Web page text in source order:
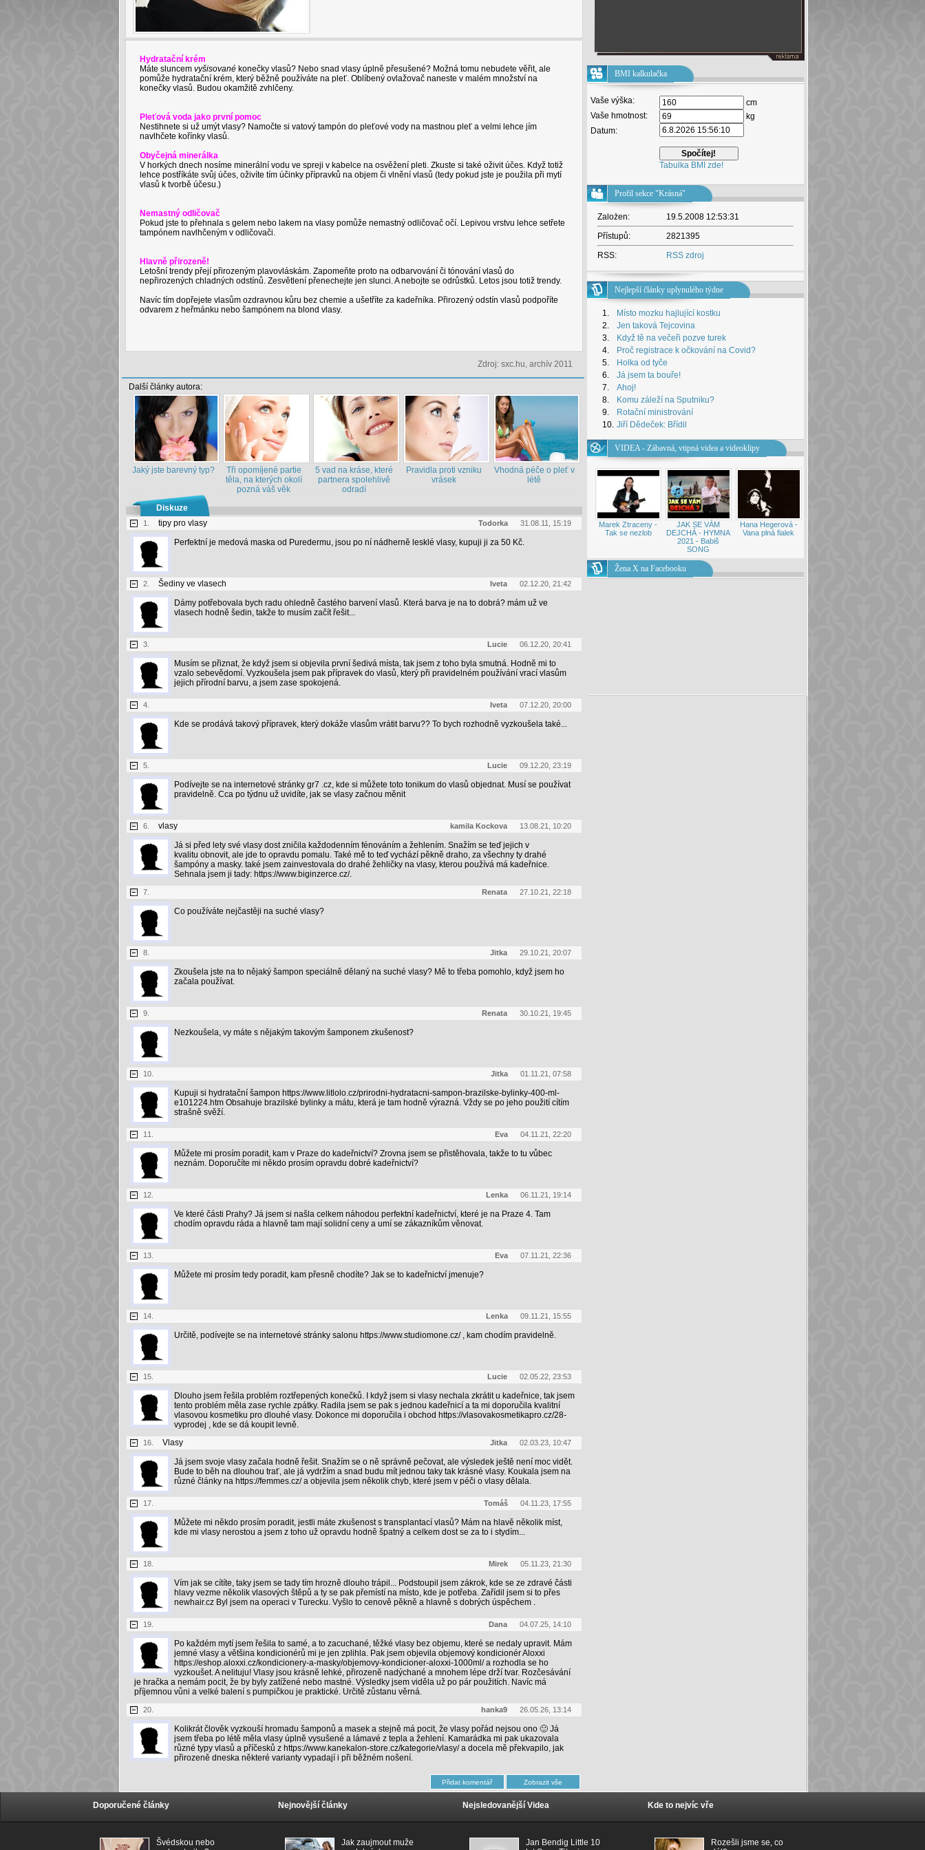
Hydratační krém
Máte sluncem vyšisovanékonečky vlasů? Nebo snad vlasy úplně přesušené? Možná tomu nebudete věřit, ale
pomůže hydratační krém, který běžně používáte na pleť. Oblíbený ovlažovač naneste v malém množství na
konečky vlasů. Budou okamžitě zvhlčeny.
Pleťová voda jako první pomoc
Nestihnete si už umýt vlasy? Namočte si vatový tampón do pleťové vody na mastnou pleť a velmi lehce jím
navlhčete kořínky vlasů.
Obyčejná minerálka
V horkých dnech nosíme minerální vodu ve spreji v kabelce na osvěžení pleti. Zkuste si také oživit účes. Když totiž
lehce postříkáte svůj účes, oživíte tím účinky přípravků na objem či vlnění vlasů (tedy pokud jste je použila při mytí
vlasů k tvorbě účesu.)
Nemastný odličovač
Pokud jste to přehnala s gelem nebo lakem na vlasy pomůže nemastný odličovač očí. Lepivou vrstvu lehce setřete
tampónem navlhčeným v odličovači.
Hlavně přirozeně!
Letošní trendy přejí přirozeným plavovláskám. Zapomeňte proto na odbarvování či tónování vlasů do
nepřirozených chladných odstínů. Zesvětlení přenechejte jen slunci. A nebojte se odrůstků. Letos jsou totiž trendy.
Navíc tím dopřejete vlasům ozdravnou kůru bez chemie a ušetříte za kadeřníka. Přirozený odstín vlasů podpoříte
odvarem z heřmánku nebo šampónem na blond vlasy.
Zdroj: sxc.hu, archív 2011
Další články autora:
Jaký jste barevný typ?
Tři opomíjené partie
těla, na kterých okolí
pozná váš věk
5 vad na kráse, které
partnera spolehlivě
odradí
Pravidla proti vzniku
vrásek
Vhodná péče o pleť v
létě
Diskuze
Todorka 31.08.11, 15:19
1.
tipy pro vlasy
Perfektní je medová maska od Puredermu, jsou po ní nádherně lesklé vlasy, kupuji ji za 50 Kč.
Iveta 02.12.20, 21:42
2.
Šediny ve vlasech
Dámy potřebovala bych radu ohledně častého barvení vlasů. Která barva je na to dobrá? mám už ve
vlasech hodně šedin, takže to musím začít řešit...
Lucie 06.12.20, 20:41
3.
Musím se přiznat, že když jsem si objevila první šedivá místa, tak jsem z toho byla smutná. Hodně mi to
vzalo sebevědomí. Vyzkoušela jsem pak přípravek do vlasů, který při pravidelném používání vrací vlasům
jejich přírodní barvu, a jsem zase spokojená.
Iveta 07.12.20, 20:00
4.
Kde se prodává takový přípravek, který dokáže vlasům vrátit barvu?? To bych rozhodně vyzkoušela také...
Lucie 09.12.20, 23:19
5.
Podívejte se na internetové stránky gr7 .cz, kde si můžete toto tonikum do vlasů objednat. Musí se používat
pravidelně. Cca po týdnu už uvidíte, jak se vlasy začnou měnit
kamila Kockova 13.08.21, 10:20
6.
vlasy
Já si před lety své vlasy dost zničila každodenním fénováním a žehlením. Snažím se teď jejich v
kvalitu obnovit, ale jde to opravdu pomalu. Také mě to teď vychází pěkně draho, za všechny ty drahé
šampóny a masky. také jsem zainvestovala do drahé žehličky na vlasy, kterou používá má kadeřnice.
Sehnala jsem ji tady: https://www.biginzerce.cz/.
Renata 27.10.21, 22:18
7.
Co používáte nejčastěji na suché vlasy?
Jitka 29.10.21, 20:07
8.
Zkoušela jste na to nějaký šampon speciálně dělaný na suché vlasy? Mě to třeba pomohlo, když jsem ho
začala používat.
Renata 30.10.21, 19:45
9.
Nezkoušela, vy máte s nějakým takovým šamponem zkušenost?
Jitka 01.11.21, 07:58
10.
Kupuji si hydratační šampon https://www.litlolo.cz/prirodni-hydratacni-sampon-brazilske-bylinky-400-ml-
e101224.htm Obsahuje brazilské bylinky a mátu, která je tam hodně výrazná. Vždy se po jeho použití cítím
strašně svěží.
Eva 04.11.21, 22:20
11.
Můžete mi prosím poradit, kam v Praze do kadeřnictví? Zrovna jsem se přistěhovala, takže to tu vůbec
neznám. Doporučíte mi někdo prosím opravdu dobré kadeřnictví?
Lenka 06.11.21, 19:14
12.
Ve které části Prahy? Já jsem si našla celkem náhodou perfektní kadeřnictví, které je na Praze 4. Tam
chodím opravdu ráda a hlavně tam mají solidní ceny a umí se zákazníkům věnovat.
Eva 07.11.21, 22:36
13.
Můžete mi prosím tedy poradit, kam přesně chodíte? Jak se to kadeřnictví jmenuje?
Lenka 09.11.21, 15:55
14.
Určitě, podívejte se na internetové stránky salonu https://www.studiomone.cz/ , kam chodím pravidelně.
Lucie 02.05.22, 23:53
15.
Dlouho jsem řešila problém roztřepených konečků. I když jsem si vlasy nechala zkrátit u kadeřnice, tak jsem
tento problém měla zase rychle zpátky. Radila jsem se pak s jednou kadeřnicí a ta mi doporučila kvalitní
vlasovou kosmetiku pro dlouhé vlasy. Dokonce mi doporučila i obchod https://vlasovakosmetikapro.cz/28-
vyprodej , kde se dá koupit levně.
Jitka 02.03.23, 10:47
16.
Vlasy
Já jsem svoje vlasy začala hodně řešit. Snažím se o ně správně pečovat, ale výsledek ještě není moc vidět.
Bude to běh na dlouhou trať, ale já vydržím a snad budu mít jednou taky tak krásné vlasy. Koukala jsem na
různé články na https://femmes.cz/ a objevila jsem několik chyb, které jsem v péči o vlasy dělala.
Tomáš 04.11.23, 17:55
17.
Můžete mi někdo prosím poradit, jestli máte zkušenost s transplantací vlasů? Mám na hlavě několik míst,
kde mi vlasy nerostou a jsem z toho už opravdu hodně špatný a celkem dost se za to i stydím...
Mirek 05.11.23, 21:30
18.
Vím jak se cítíte, taky jsem se tady tím hrozně dlouho trápil... Podstoupil jsem zákrok, kde se ze zdravé části
hlavy vezme několik vlasových štěpů a ty se pak přemístí na místo, kde je potřeba. Zařídil jsem si to přes
newhair.cz Byl jsem na operaci v Turecku. Vyšlo to cenově pěkně a hlavně s dobrých úspěchem .
Dana 04.07.25, 14:10
19.
Po každém mytí jsem řešila to samé, a to zacuchané, těžké vlasy bez objemu, které se nedaly upravit. Mám
jemné vlasy a většina kondicionérů mi je jen zplihla. Pak jsem objevila objemový kondicionér Aloxxi
https://eshop.aloxxi.cz/kondicionery-a-masky/objemovy-kondicioner-aloxxi-1000ml/ a rozhodla se ho
vyzkoušet. A nelituju! Vlasy jsou krásně lehké, přirozeně nadýchané a mnohem lépe drží tvar. Rozčesávání
je hračka a nemám pocit, že by byly zatížené nebo mastné. Výsledky jsem viděla už po pár použitích. Navíc má
příjemnou vůni a velké balení s pumpičkou je praktické. Určitě zůstanu věrná.
hanka9 26.05.26, 13:14
20.
Kolikrát člověk vyzkouší hromadu šamponů a masek a stejně má pocit, že vlasy pořád nejsou ono 🙂 Já
jsem třeba po létě měla vlasy úplně vysušené a lámavé z tepla a žehlení. Kamarádka mi pak ukazovala
různé typy vlasů a příčesků z https://www.kanekalon-store.cz/kategorie/vlasy/ a docela mě překvapilo, jak
přirozeně dneska některé varianty vypadají i při běžném nošení.
BMI kalkulačka
Vaše výška:
Vaše hmotnost:
Datum:
cm
kg
Tabulka BMI zde!
Profil sekce "Krásná"
Založen:
19.5.2008 12:53:31
Přístupů:
2821395
RSS:
RSS zdroj
Nejlepší články uplynulého týdne
1.
Místo mozku hajlující kostku
2.
Jen taková Tejcovina
3.
Když tě na večeři pozve turek
4.
Proč registrace k očkování na Covid?
5.
Holka od tyče
6.
Já jsem ta bouře!
7.
Ahoj!
8.
Komu záleží na Sputniku?
9.
Rotační ministrování
10. Jiří Dědeček: Břídil
VIDEA - Zábavná, vtipná videa a videoklipy
Hana Hegerová -
Vana plná fialek
JAK SE VÁM
DEJCHÁ - HYMNA
2021 - Babiš
SONG
Marek Ztraceny -
Tak se nezlob
Žena X na Facebooku
Doporučené články
Švédskou nebo
Nejnovější články
Jak zaujmout muže
Nejsledovanější Videa
Jan Bendig Little 10
Kde to nejvíc vře
Rozešli jsme se, co